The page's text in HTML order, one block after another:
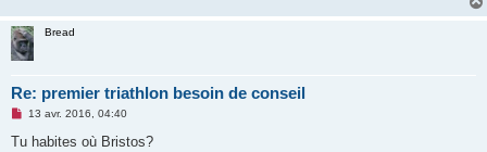
o
n
l
u
Bread
Re: premier triathlon besoin de conseil
M
s
13 avr. 2016, 04:40
Tu habites où Bristos?